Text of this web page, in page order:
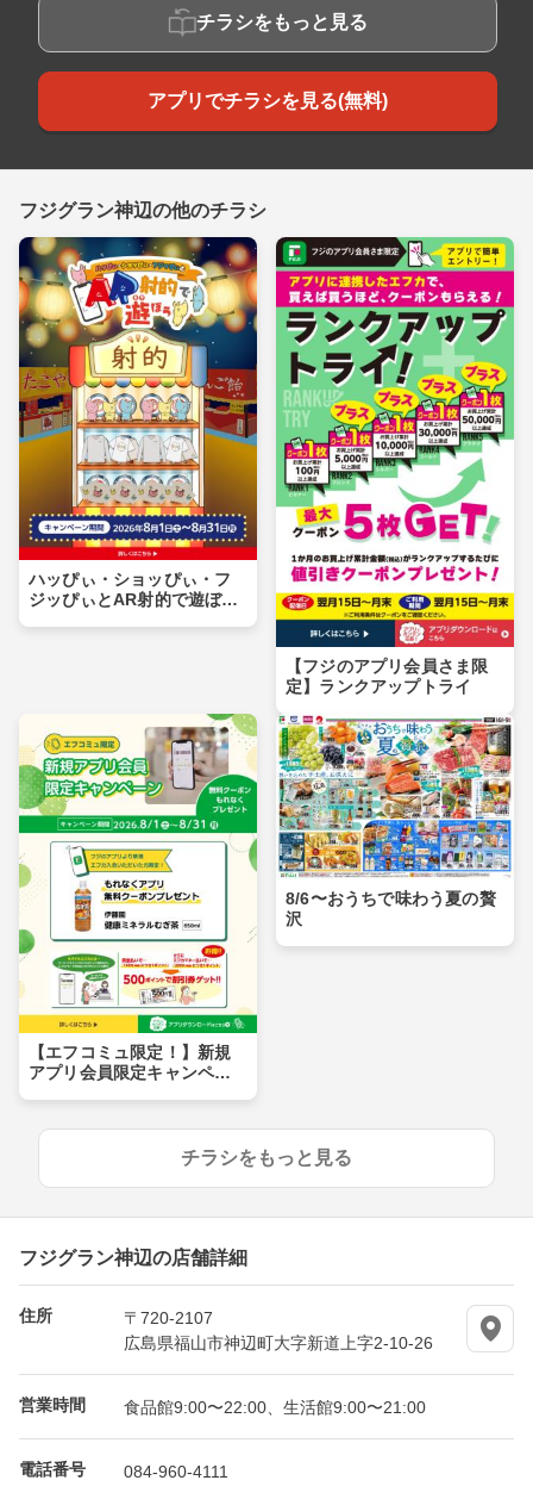
チラシをもっと見る
アプリでチラシを見る(無料)
フジグラン神辺の他のチラシ
ハッぴぃ・ショッぴぃ・フ
ジッぴぃとAR射的で遊ぼ
【フジのアプリ会員さま限
定】ランクアップトライ
【エフコミュ限定！】新規
アプリ会員限定キャンペー
8/6〜おうちで味わう夏の贅
沢
チラシをもっと見る
フジグラン神辺の店舗詳細
住所
〒720-2107
広島県福山市神辺町大字新道上字2-10-26
営業時間 食品館9:00〜22:00、生活館9:00〜21:00
電話番号 084-960-4111